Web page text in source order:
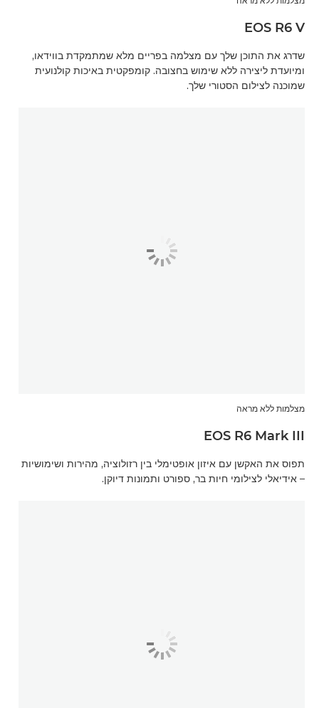
EOS R6 V
שדרג את התוכן שלך עם מצלמה בפריים מלא שמתמקדת בווידאו,
ומיועדת ליצירה ללא שימוש בחצובה. קומפקטית באיכות קולנועית
שמוכנה לצילום הסטורי שלך.
מצלמות ללא מראה
EOS R6 Mark III
תפוס את האקשן עם איזון אופטימלי בין רזולוציה, מהירות ושימושיות
– אידיאלי לצילומי חיות בר, ספורט ותמונות דיוקן.